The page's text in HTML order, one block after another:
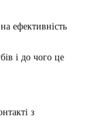
ефективність
і до чого це
з